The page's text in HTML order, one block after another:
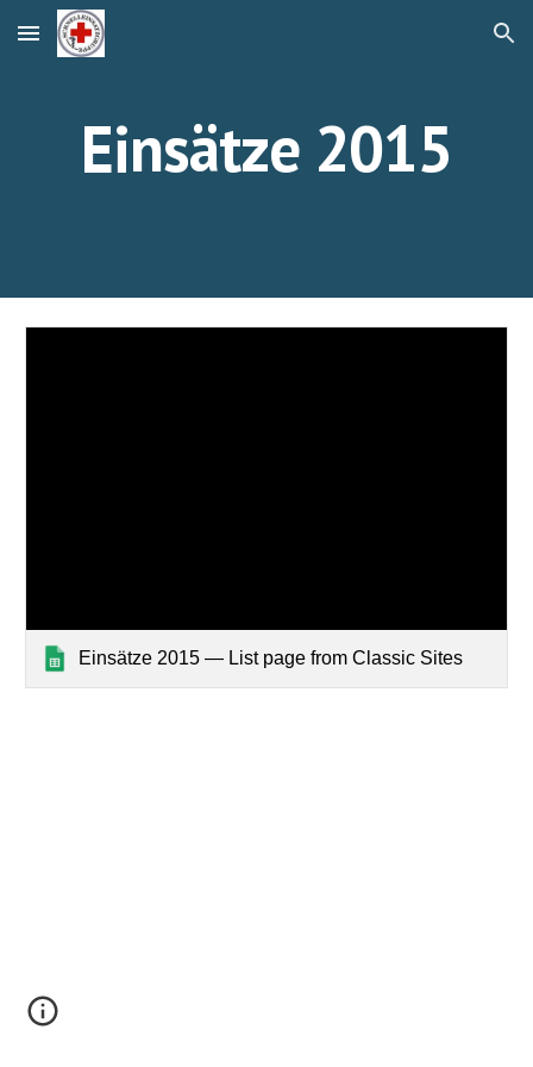
Skip to main content Skip to navigation
Einsätze 2015
Einsätze 2015 — List page from Classic Sites